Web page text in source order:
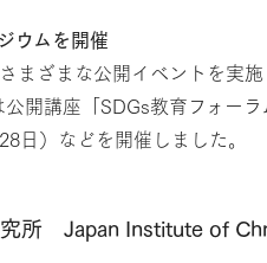
ウムを開催
まざまな公開イベントを実
開講座「SDGs教育フォー
日）などを開催しました。
所 Japan Institute of